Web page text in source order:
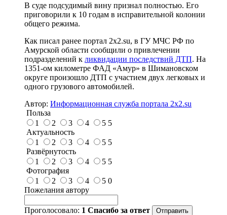
В суде подсудимый вину признал полностью. Его
приговорили к 10 годам в исправительной колонии
общего режима.
Как писал ранее портал 2х2.su, в ГУ МЧС РФ по
Амурской области сообщили о привлечении
подразделений к ликвидации последствий ДТП. На
1351-ом километре ФАД «Амур» в Шимановском
округе произошло ДТП с участием двух легковых и
одного грузового автомобилей.
Автор: Информационная служба портала 2x2.su
Польза
1
2 3 4 5 5
Актуальность
1
2 3 4 5 5
Развёрнутость
1
2 3 4 5 5
Фотография
1
2 3 4 5 0
Пожелания автору
Проголосовало: 1 Спасибо за ответ